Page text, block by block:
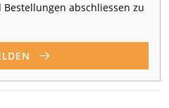
abschliessen zu